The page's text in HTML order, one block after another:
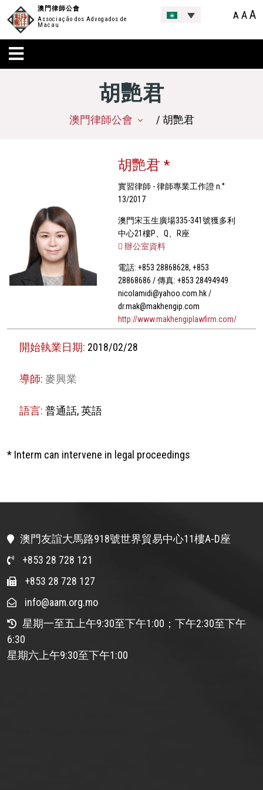
澳門律師公會
Associação dos Advogados de
Macau
A AA
胡艷君
澳門律師公會 / 胡艷君
胡艷君 *
實習律師 - 律師專業工作證 n.°
13/2017
澳門宋玉生廣場335-341號獲多利
中心21樓P、Q、R座
辦公室資料
電話: +853 28868628, +853
28868686 / 傳真: +853 28494949
nicolamidi@yahoo.com.hk /
dr.mak@makhengip.com
http://www.makhengiplawfirm.com/
開始執業日期: 2018/02/28
導師:麥興業
語言:普通話, 英語
* Interm can intervene in legal proceedings
澳門友誼大馬路918號世界貿易中心11樓A-D座
+853 28 728 121
+853 28 728 127
info@aam.org.mo
星期一至五上午9:30至下午1:00；下午2:30至下午
6:30
星期六上午9:30至下午1:00